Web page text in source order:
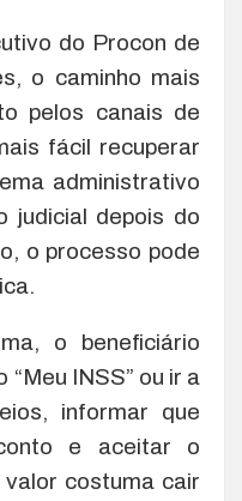
do Procon de
o caminho mais
pelos canais de
fácil recuperar
administrativo
judicial depois do
o processo pode
o beneficiário
INSS” ou ir a
informar que
e aceitar o
costuma cair